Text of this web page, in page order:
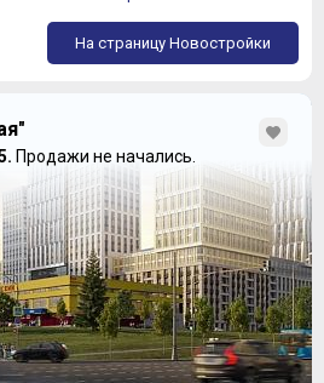
На страницу Новостройки
Продажи не начались.